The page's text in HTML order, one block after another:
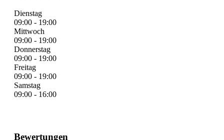
Dienstag
09:00 - 19:00
Mittwoch
09:00 - 19:00
Donnerstag
09:00 - 19:00
Freitag
09:00 - 19:00
Samstag
09:00 - 16:00
Bewertungen